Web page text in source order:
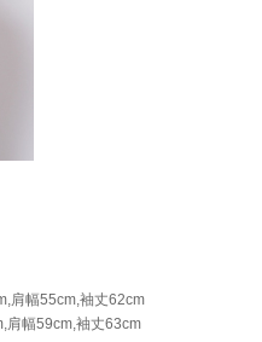
肩幅55cm,袖丈62cm
肩幅59cm,袖丈63cm